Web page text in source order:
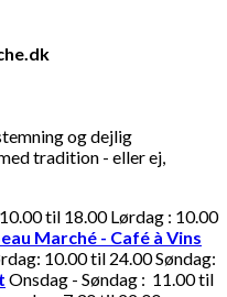
og dejlig
tradition - eller ej,
til 18.00 Lørdag : 10.00
Marché - Café à Vins
10.00 til 24.00 Søndag:
Onsdag - Søndag : 11.00 til